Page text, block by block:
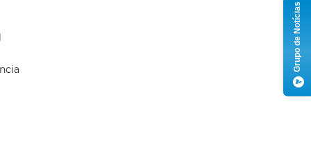
Grupo de Notícias